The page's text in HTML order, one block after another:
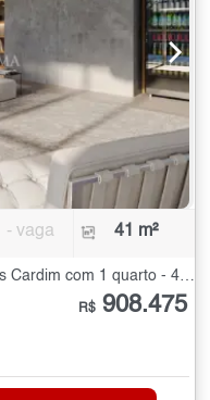
- vaga 41 m²
R$ 908.475